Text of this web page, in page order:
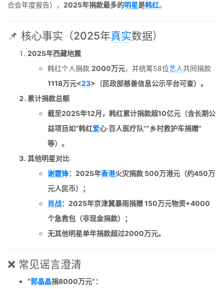
合会年度报告）， 2025年捐款最多的明星是韩红。
📌 核心事实（2025年真实数据）
2025年西藏地震
韩红个人捐款 2000万元，并统筹58位艺人共同捐款
1118万元<23>（民政部慈善信息公示平台可查）。
累计捐款总额
截至2025年12月，韩红累计捐款超10亿元 （含长期公
益项目如“韩红爱心·百人医疗队”“乡村救护车捐赠”
等）。
其他明星对比
谢霆锋：2025年香港火灾捐款 500万港元 （约450万
元人民币）；
肖战：2025年京津冀暴雨捐赠150万元物资+4000
个急救包 （非现金捐款）；
无其他明星单年捐款超过2000万元。
❌ 常见谣言澄清
“郭晶晶捐8000万元”：